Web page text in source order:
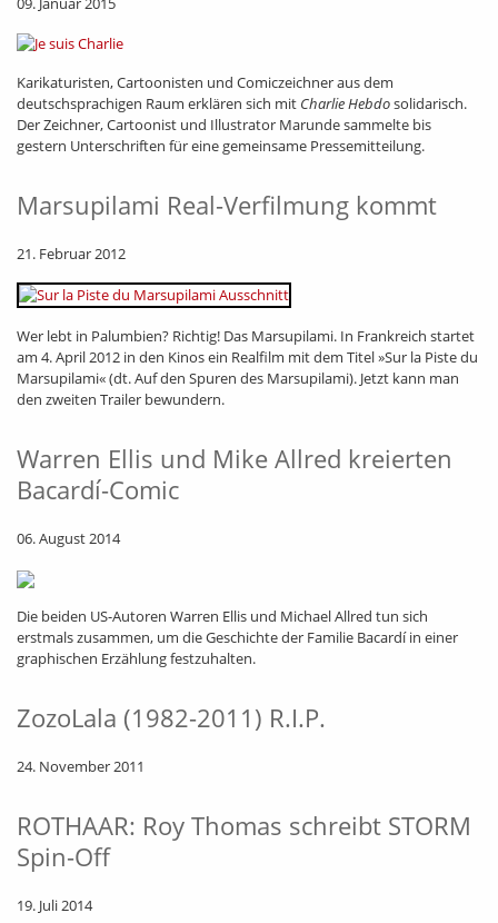
Karikaturisten, Cartoonisten und Comiczeichner aus dem
deutschsprachigen Raum erklären sich mit Charlie Hebdosolidarisch.
Der Zeichner, Cartoonist und Illustrator Marunde sammelte bis
gestern Unterschriften für eine gemeinsame Pressemitteilung.
Marsupilami Real-Verfilmung kommt
21. Februar 2012
Wer lebt in Palumbien? Richtig! Das Marsupilami. In Frankreich startet
am 4. April 2012 in den Kinos ein Realfilm mit dem Titel »Sur la Piste du
Marsupilami« (dt. Auf den Spuren des Marsupilami). Jetzt kann man
den zweiten Trailer bewundern.
Warren Ellis und Mike Allred kreierten
Bacardí-Comic
06. August 2014
Die beiden US-Autoren Warren Ellis und Michael Allred tun sich
erstmals zusammen, um die Geschichte der Familie Bacardí in einer
graphischen Erzählung festzuhalten.
ZozoLala (1982-2011) R.I.P.
24. November 2011
ROTHAAR: Roy Thomas schreibt STORM
Spin-Off
19. Juli 2014